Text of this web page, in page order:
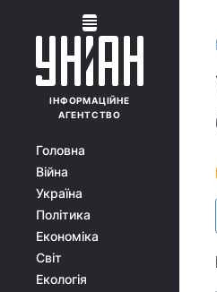
ІНФОРМАЦІЙНЕ
АГЕНТСТВО
Головна
Війна
Україна
Політика
Економіка
Світ
Екологія